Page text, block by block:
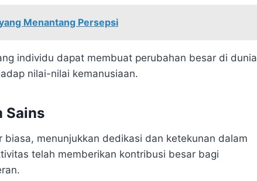
Menantang Persepsi
individu dapat membuat perubahan besar di dunia
nilai-nilai kemanusiaan.
Sains
menunjukkan dedikasi dan ketekunan dalam
telah memberikan kontribusi besar bagi